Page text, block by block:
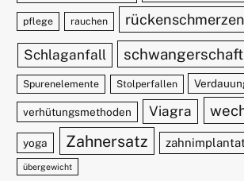
pflege rauchen rückenschmerzen
Schlaganfall schwangerschaft
Spurenelemente Stolperfallen
verhütungsmethoden Viagra
yoga Zahnersatz zahnimplantat
übergewicht